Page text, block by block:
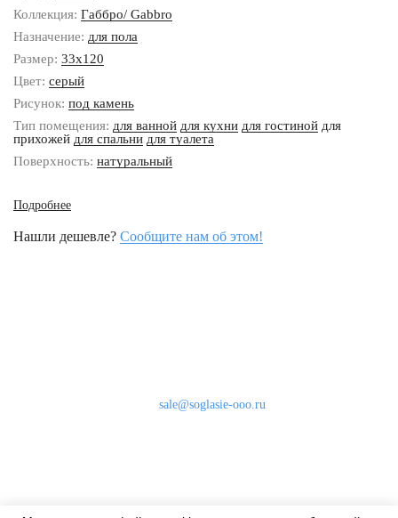
Коллекция: Габбро/ Gabbro
Назначение: для пола
Размер: 33x120
Цвет: серый
Рисунок: под камень
Тип помещения: для ванной для кухни для гостиной для
прихожей для спальни для туалета
Поверхность: натуральный
Подробнее
Нашли дешевле? Сообщите нам об этом!
sale@soglasie-ooo.ru